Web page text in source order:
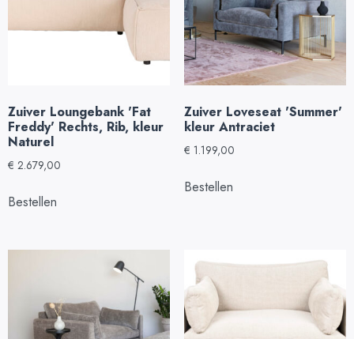
Zuiver Loungebank 'Fat
Freddy' Rechts, Rib, kleur
Naturel
€ 2.679,00
Bestellen
Zuiver Loveseat 'Summer'
kleur Antraciet
€ 1.199,00
Bestellen